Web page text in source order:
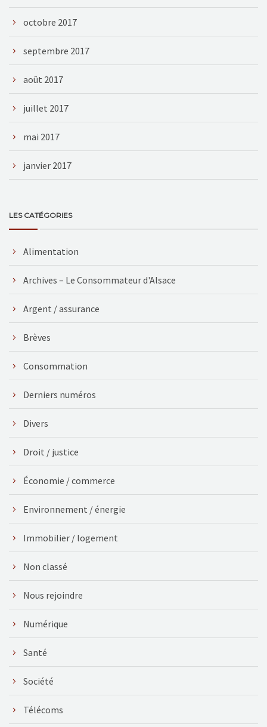
octobre 2017
septembre 2017
août 2017
juillet 2017
mai 2017
janvier 2017
LES CATÉGORIES
Alimentation
Archives – Le Consommateur d'Alsace
Argent / assurance
Brèves
Consommation
Derniers numéros
Divers
Droit / justice
Économie / commerce
Environnement / énergie
Immobilier / logement
Non classé
Nous rejoindre
Numérique
Santé
Société
Télécoms